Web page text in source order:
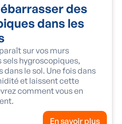
des
dans les
sur vos murs
sels hygroscopiques,
le sol. Une fois dans
et laissent cette
comment vous en
En savoir plus